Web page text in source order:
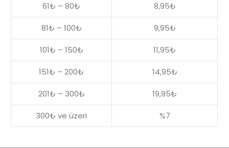
61₺ – 80₺ 8,95₺
81₺ – 100₺ 9,95₺
101₺ – 150₺ 11,95₺
151₺ – 200₺ 14,95₺
201₺ – 300₺ 19,95₺
300₺ ve üzeri %7